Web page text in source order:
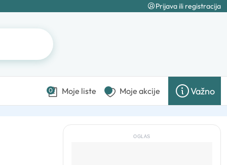
Prijava ili registracija
0 Moje liste Moje akcije Važno
OGLAS